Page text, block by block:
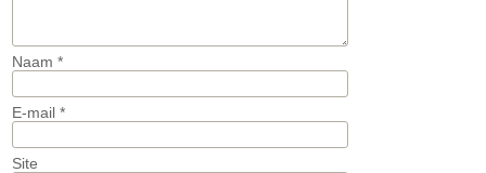
Naam *
E-mail *
Site